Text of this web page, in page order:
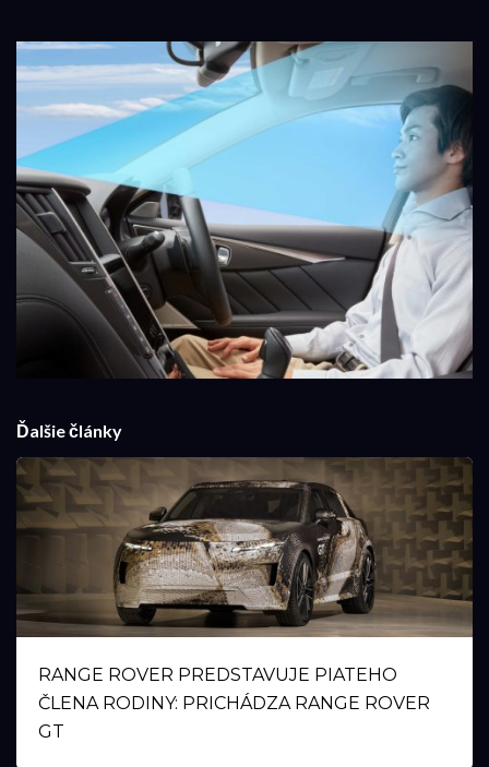
Ďalšie články
RANGE ROVER PREDSTAVUJE PIATEHO
ČLENA RODINY: PRICHÁDZA RANGE ROVER
GT